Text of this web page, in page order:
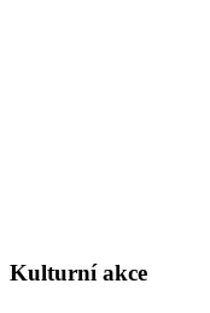
Kulturní akce